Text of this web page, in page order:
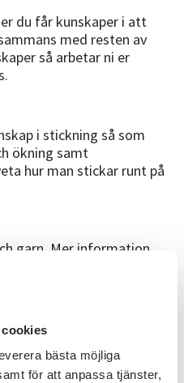
bästa möjliga
för att anpassa tjänster,
du får kunskaper i att
med resten av
så arbetar ni er
i stickning så som
ökning samt
hur man stickar runt på
garn. Mer information
det första tillfället.
info än bara namnet